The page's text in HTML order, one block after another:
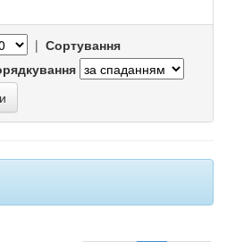
| Сортування